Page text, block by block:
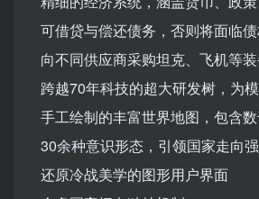
可借贷与偿还债务，否则将面临
向不同供应商采购坦克、飞机等
跨越70年科技的超大研发树，为
手工绘制的丰富世界地图，包含
30余种意识形态，引领国家走向
还原冷战美学的图形用户界面